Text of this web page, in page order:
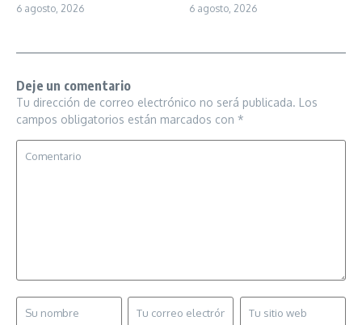
6 agosto, 2026 6 agosto, 2026
Deje un comentario
Tu dirección de correo electrónico no será publicada. Los
campos obligatorios están marcados con *